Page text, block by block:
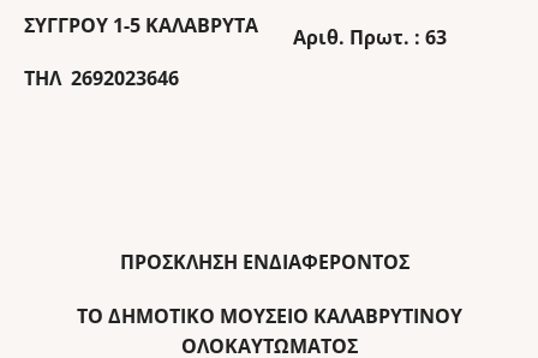
ΣΥΓΓΡΟΥ 1-5 ΚΑΛΑΒΡΥΤΑ
ΤΗΛ 2692023646
Αριθ. Πρωτ. : 63
ΠΡΟΣΚΛΗΣΗ ΕΝΔΙΑΦΕΡΟΝΤΟΣ
ΤΟ ΔΗΜΟΤΙΚΟ ΜΟΥΣΕΙΟ ΚΑΛΑΒΡΥΤΙΝΟΥ
ΟΛΟΚΑΥΤΩΜΑΤΟΣ